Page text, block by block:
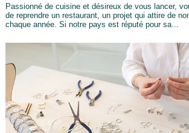
Passionné de cuisine et désireux de vous lancer,
de reprendre un restaurant, un projet qui attire de
chaque année. Si notre pays est réputé pour sa...